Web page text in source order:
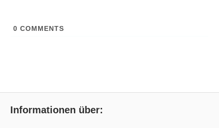
0 COMMENTS
Informationen über: